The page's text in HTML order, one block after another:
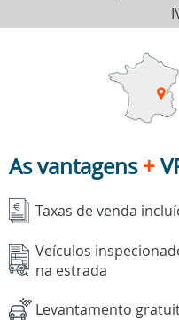
As vantagens+
Taxas de venda
Veículos
na estrada
Levantamento